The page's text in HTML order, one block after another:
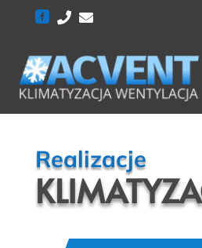
  
Realizacje